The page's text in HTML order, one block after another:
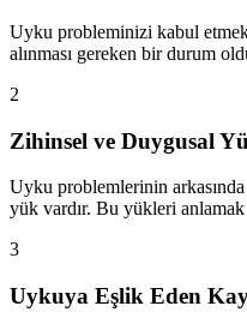
Uyku probleminizi kabul
alınması gereken bir durum
2
Zihinsel ve Duygusal
Uyku problemlerinin
yük vardır. Bu yükleri
3
Uykuya Eşlik Eden